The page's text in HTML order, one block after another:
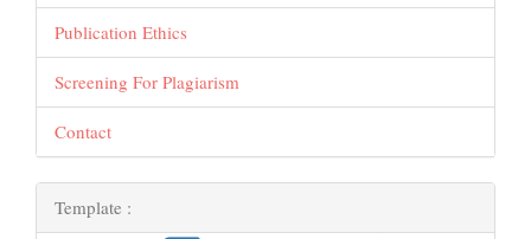
Publication Ethics
Screening For Plagiarism
Contact
Template :